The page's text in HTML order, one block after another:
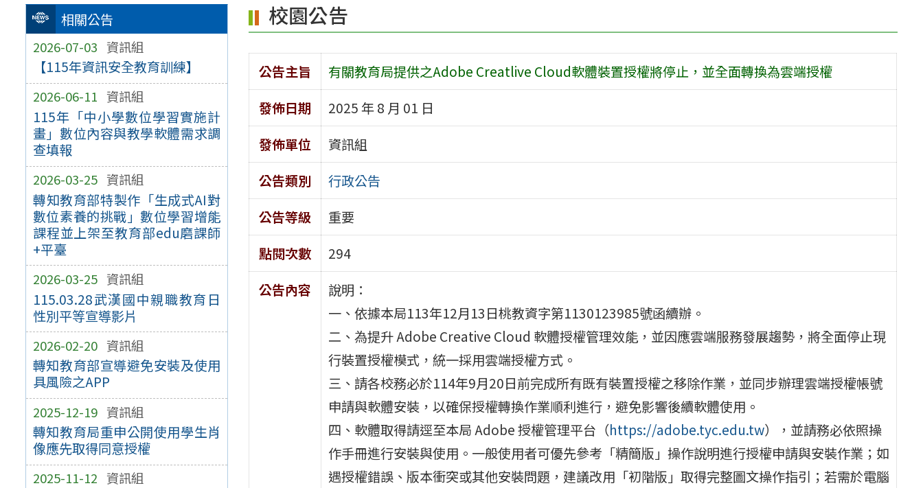
相關公告
2026-07-03 資訊組
【115年資訊安全教育訓練】
2026-06-11 資訊組
115年「中小學數位學習實施計
畫」數位內容與教學軟體需求調
查填報
2026-03-25 資訊組
轉知教育部特製作「生成式AI對
數位素養的挑戰」數位學習增能
課程並上架至教育部edu磨課師
+平臺
2026-03-25 資訊組
115.03.28武漢國中親職教育日
性別平等宣導影片
2026-02-20 資訊組
轉知教育部宣導避免安裝及使用
具風險之APP
2025-12-19 資訊組
轉知教育局重申公開使用學生肖
像應先取得同意授權
2025-11-12 資訊組
校園公告
公告主旨
有關教育局提供之Adobe Creatlive Cloud軟體裝置授權將停止，並全面轉換為雲端授權
發佈日期
2025 年 8 月 01 日
發佈單位
資訊組
公告類別
行政公告
公告等級
重要
點閱次數
294
公告內容
說明：
一、依據本局113年12月13日桃教資字第1130123985號函續辦。
二、為提升 Adobe Creative Cloud 軟體授權管理效能，並因應雲端服務發展趨勢，將全面停止現
行裝置授權模式，統一採用雲端授權方式。
三、請各校務必於114年9月20日前完成所有既有裝置授權之移除作業，並同步辦理雲端授權帳號
申請與軟體安裝，以確保授權轉換作業順利進行，避免影響後續軟體使用。
四、軟體取得請逕至本局 Adobe 授權管理平台（https://adobe.tyc.edu.tw），並請務必依照操
作手冊進行安裝與使用。一般使用者可優先參考「精簡版」操作說明進行授權申請與安裝作業；如
遇授權錯誤、版本衝突或其他安裝問題，建議改用「初階版」取得完整圖文操作指引；若需於電腦